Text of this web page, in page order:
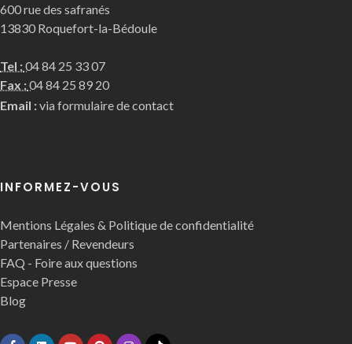
600 rue des safranés
13830 Roquefort-la-Bédoule
Tel :04 84 25 33 07
Fax :04 84 25 89 20
Email :via formulaire de contact
INFORMEZ-VOUS
Mentions Légales & Politique de confidentialité
Partenaires / Revendeurs
FAQ - Foire aux questions
Espace Presse
Blog